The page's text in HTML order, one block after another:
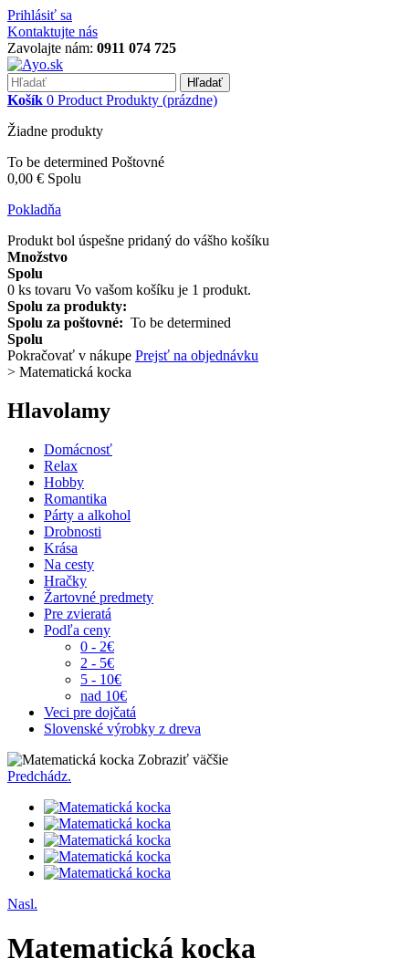
Prihlásiť sa
Kontaktujte nás
Zavolajte nám: 0911 074 725
Hľadať
Košík 0 Product Produkty (prázdne)
Žiadne produkty
To be determined Poštovné
0,00 € Spolu
Pokladňa
Produkt bol úspešne pridaný do vášho košíku
Množstvo
Spolu
0 ks tovaru Vo vašom košíku je 1 produkt.
Spolu za produkty:
Spolu za poštovné: To be determined
Spolu
Pokračovať v nákupe Prejsť na objednávku
> Matematická kocka
Hlavolamy
Domácnosť
Relax
Hobby
Romantika
Párty a alkohol
Drobnosti
Krása
Na cesty
Hračky
Žartovné predmety
Pre zvieratá
Podľa ceny
0 - 2€
2 - 5€
5 - 10€
nad 10€
Veci pre dojčatá
Slovenské výrobky z dreva
Zobraziť väčšie
Predchádz.
Nasl.
Matematická kocka